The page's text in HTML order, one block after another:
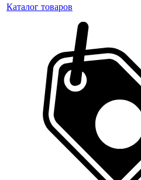
Каталог товаров